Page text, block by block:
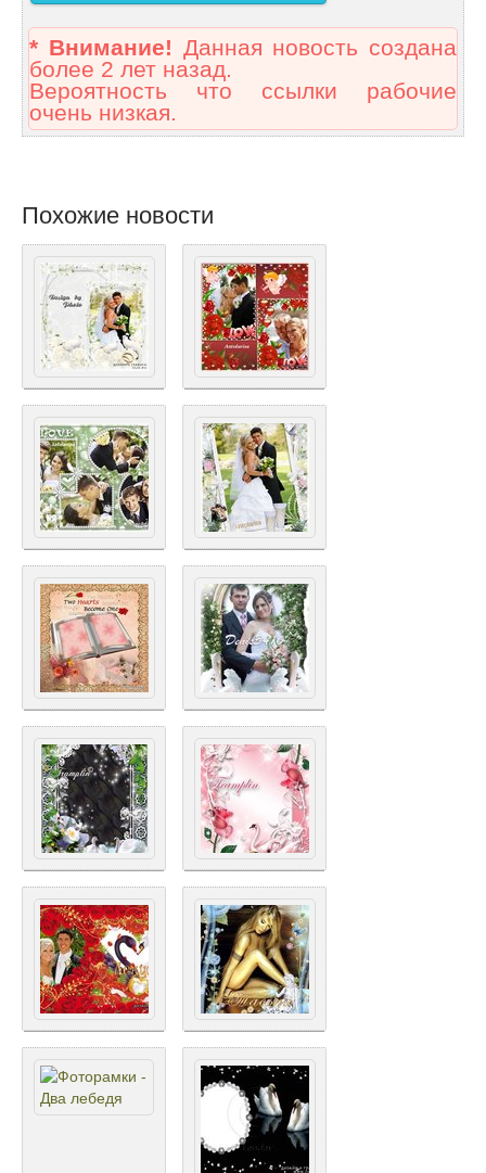
* Внимание! Данная новость создана
более 2 лет назад.
Вероятность что ссылки рабочие
очень низкая.
Похожие новости